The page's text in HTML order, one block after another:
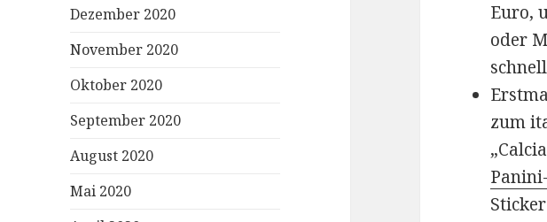
Dezember 2020
November 2020
Oktober 2020
September 2020
August 2020
Mai 2020
Euro,
oder
zum